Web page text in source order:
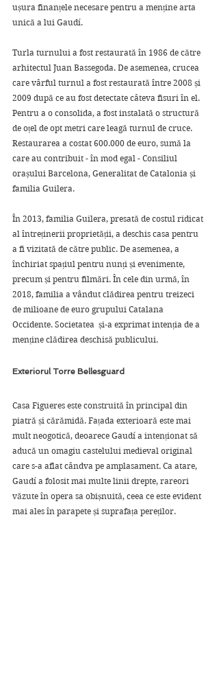
ușura finanțele necesare pentru a menține arta
unică a lui Gaudí.
Turla turnului a fost restaurată în 1986 de către
arhitectul Juan Bassegoda. De asemenea, crucea
care vârful turnul a fost restaurată între 2008 și
2009 după ce au fost detectate câteva fisuri în el.
Pentru a o consolida, a fost instalată o structură
de oțel de opt metri care leagă turnul de cruce.
Restaurarea a costat 600.000 de euro, sumă la
care au contribuit - în mod egal - Consiliul
orașului Barcelona, ​​Generalitat de Catalonia și
familia Guilera.
În 2013, familia Guilera, presată de costul ridicat
al întreținerii proprietății, a deschis casa pentru
a fi vizitată de către public. De asemenea, a
închiriat spațiul pentru nunți și evenimente,
precum și pentru filmări. În cele din urmă, în
2018, familia a vândut clădirea pentru treizeci
de milioane de euro grupului Catalana
Occidente. Societatea  și-a exprimat intenția de a
menține clădirea deschisă publicului.
Exteriorul Torre Bellesguard
Casa Figueres este construită în principal din
piatră și cărămidă. Fațada exterioară este mai
mult neogotică, deoarece Gaudí a intenționat să
aducă un omagiu castelului medieval original
care s-a aflat cândva pe amplasament. Ca atare,
Gaudí a folosit mai multe linii drepte, rareori
văzute în opera sa obișnuită, ceea ce este evident
mai ales în parapete și suprafața pereților.